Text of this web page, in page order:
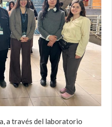
a través del laboratorio